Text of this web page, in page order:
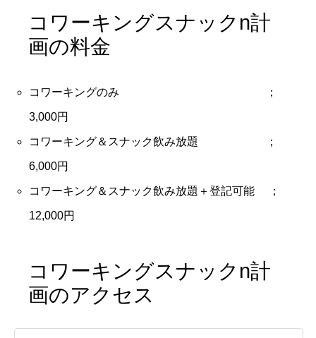
コワーキングスナックn計
画の料金
コワーキングのみ ；
3,000円
コワーキング＆スナック飲み放題 ；
6,000円
コワーキング＆スナック飲み放題＋登記可能 ；
12,000円
コワーキングスナックn計
画のアクセス